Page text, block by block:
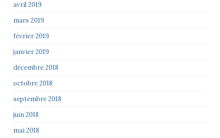
avril 2019
mars 2019
février 2019
janvier 2019
décembre 2018
octobre 2018
septembre 2018
juin 2018
mai 2018